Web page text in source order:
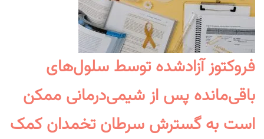
فروکتوز آزادشده توسط سلول‌های
باقی‌مانده پس از شیمی‌درمانی ممکن
است به گسترش سرطان تخمدان کمک